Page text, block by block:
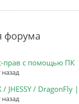
форума
прав с помощью ПК
назад
/ JHESSY /
назад